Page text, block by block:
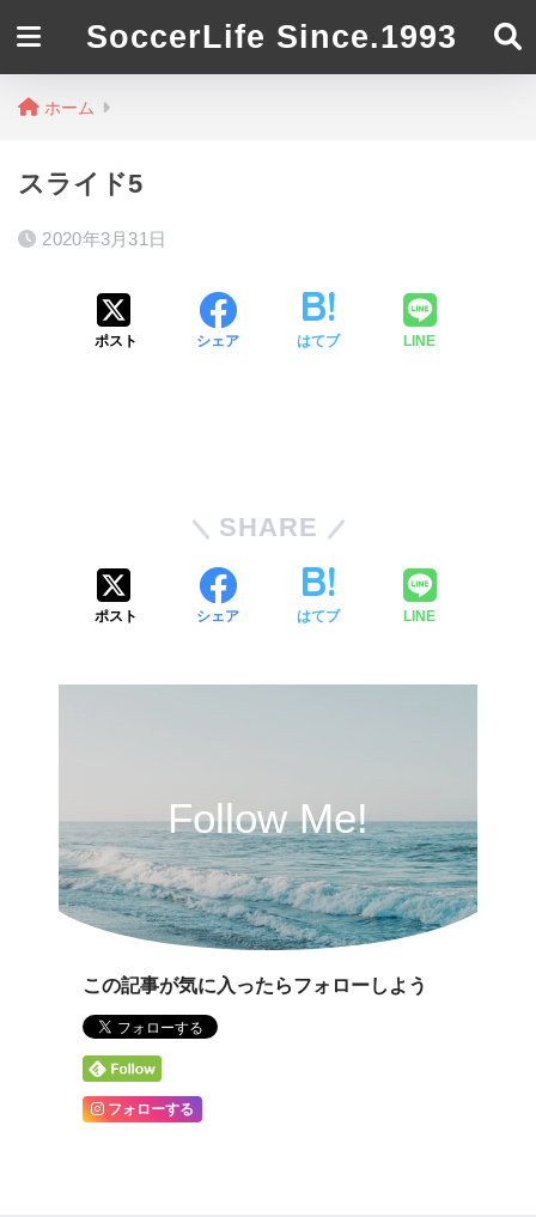
SoccerLife Since.1993
ホーム
スライド5
2020年3月31日
ポスト シェア はてブ LINE
SHARE
ポスト シェア はてブ LINE
Follow Me!
この記事が気に入ったらフォローしよう
フォローする